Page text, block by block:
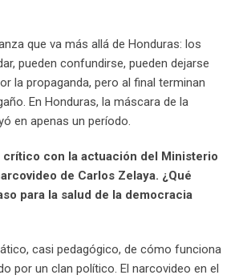
que va más allá de Honduras: los
pueden confundirse, pueden dejarse
la propaganda, pero al final terminan
En Honduras, la máscara de la
en apenas un período.
crítico con la actuación del Ministerio
de Carlos Zelaya. ¿Qué
para la salud de la democracia
casi pedagógico, de cómo funciona
por un clan político. El narcovideo en el